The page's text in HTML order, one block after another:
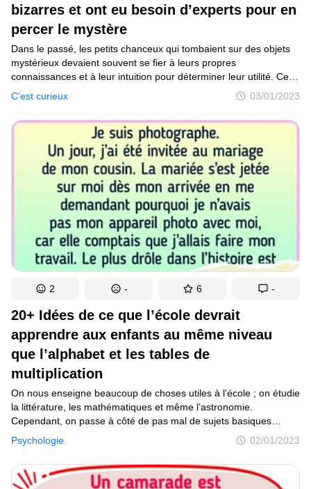
bizarres et ont eu besoin d’experts pour en
percer le mystère
C’est curieux 03/01/2023
Dans le passé, les petits chanceux qui tombaient sur des objets
mystérieux devaient souvent se fier à leurs propres
connaissances et à leur intuition pour déterminer leur utilité. Cette
tâche pouvait s’avérer longue et difficile, surtout si l’objet était
particulièrement inhabituel ou complexe. Cependant, aujourd’hui,
grâce à un fil Reddit comptant plus de deux millions d’utilisateurs,
nous pouvons, en quelques clics, nous connecter instantanément
à des experts qui peuvent nous aider à résoudre notre énigme.
20+ Idées de ce que l’école devrait
apprendre aux enfants au même niveau
que l’alphabet et les tables de
multiplication
Psychologie 02/01/2023
On nous enseigne beaucoup de choses utiles à l’école ; on étudie
la littérature, les mathématiques et même l’astronomie.
Cependant, on passe à côté de pas mal de sujets basiques
de la vie et pour être honnête, nous ferions mieux d’acquérir
certaines compétences indispensables avant l’âge adulte,
comme, les secrets d’une bonne communication ou la gestion
du budget.
2 - 6 -